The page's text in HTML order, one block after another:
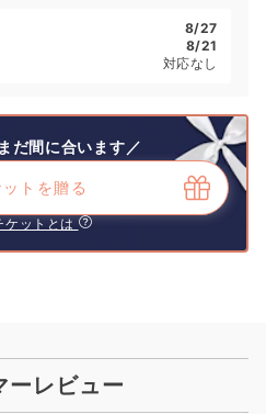
8/27
8/21
対応なし
だ間に合います／
トを贈る
ケットとは
ーレビュー